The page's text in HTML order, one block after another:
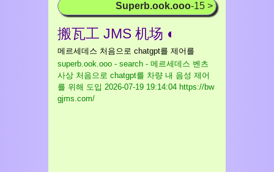
Superb.ook.ooo-15 >
搬瓦工 JMS 机场 ◐
메르세데스 처음으로 chatgpt를 제어를
superb.ook.ooo - search - 메르세데스 벤츠
사상 처음으로 chatgpt를 차량 내 음성 제어
를 위해 도입 2026-07-19 19:14:04 https://bw
gjms.com/